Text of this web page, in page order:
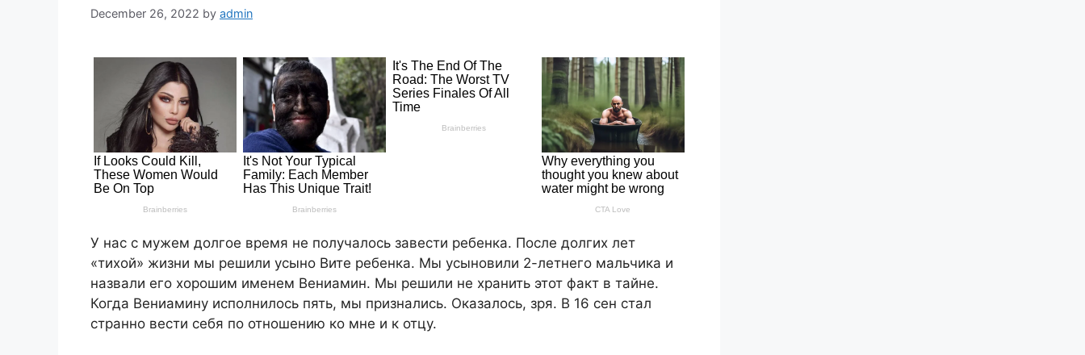
December 26, 2022 by admin
У нас с мужем долгое время не получалось завести ребенка. После долгих лет
«тихой» жизни мы решили усыно Вите ребенка. Мы усыновили 2-летнего мальчика и
назвали его хорошим именем Вениамин. Мы решили не хранить этот факт в тайне.
Когда Вениамину исполнилось пять, мы признались. Оказалось, зря. В 16 сен стал
странно вести себя по отношению ко мне и к отцу.